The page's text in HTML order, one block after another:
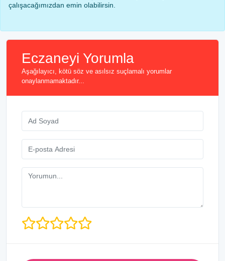
çalışacağımızdan emin olabilirsin.
Eczaneyi Yorumla
Aşağılayıcı, kötü söz ve asılsız suçlamalı yorumlar
onaylanmamaktadır...